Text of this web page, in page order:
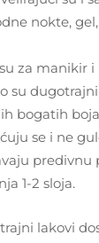
nokte,
za manikir i
su
bogatih
se i ne
predivnu
1-2 sloja.
lakovi